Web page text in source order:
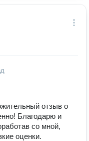
отзыв о
Благодарю и
со мной,
оценки.